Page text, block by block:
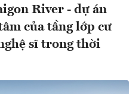
River - dự án
của tầng lớp cư
sĩ trong thời